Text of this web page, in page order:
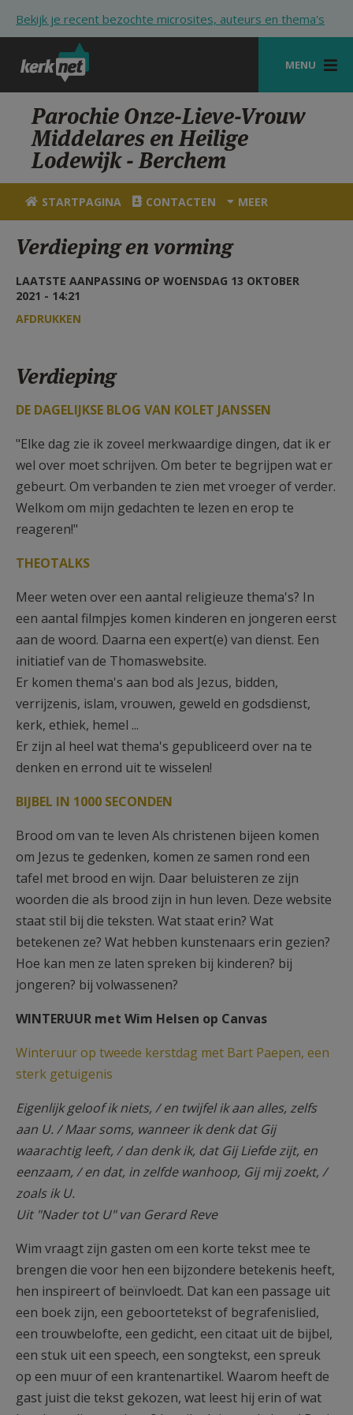
Bekijk je recent bezochte microsites, auteurs en thema's
MENU
STARTPAGINA
KERK
VIERINGEN
SHOP
ZOEKEN
HULP
STARTPAGINA PORTAAL
AANMELDEN OF REGISTREREN
Parochie Onze-Lieve-Vrouw
Middelares en Heilige
Lodewijk - Berchem
STARTPAGINA CONTACTEN MEER
Verdieping en vorming
LAATSTE AANPASSING OP WOENSDAG 13 OKTOBER
2021 - 14:21
AFDRUKKEN
Verdieping
DE DAGELIJKSE BLOG VAN KOLET JANSSEN
"Elke dag zie ik zoveel merkwaardige dingen, dat ik er
wel over moet schrijven. Om beter te begrijpen wat er
gebeurt. Om verbanden te zien met vroeger of verder.
Welkom om mijn gedachten te lezen en erop te
reageren!"
THEOTALKS
Meer weten over een aantal religieuze thema's? In
een aantal filmpjes komen kinderen en jongeren eerst
aan de woord. Daarna een expert(e) van dienst. Een
initiatief van de Thomaswebsite.
Er komen thema's aan bod als Jezus, bidden,
verrijzenis, islam, vrouwen, geweld en godsdienst,
kerk, ethiek, hemel ...
Er zijn al heel wat thema's gepubliceerd over na te
denken en errond uit te wisselen!
BIJBEL IN 1000 SECONDEN
Brood om van te leven Als christenen bijeen komen
om Jezus te gedenken, komen ze samen rond een
tafel met brood en wijn. Daar beluisteren ze zijn
woorden die als brood zijn in hun leven. Deze website
staat stil bij die teksten. Wat staat erin? Wat
betekenen ze? Wat hebben kunstenaars erin gezien?
Hoe kan men ze laten spreken bij kinderen? bij
jongeren? bij volwassenen?
WINTERUUR met Wim Helsen op Canvas
Winteruur op tweede kerstdag met Bart Paepen, een
sterk getuigenis
Eigenlijk geloof ik niets, / en twijfel ik aan alles, zelfs
aan U. / Maar soms, wanneer ik denk dat Gij
waarachtig leeft, / dan denk ik, dat Gij Liefde zijt, en
eenzaam, / en dat, in zelfde wanhoop, Gij mij zoekt, /
zoals ik U.
Uit "Nader tot U" van Gerard Reve
Wim vraagt zijn gasten om een korte tekst mee te
brengen die voor hen een bijzondere betekenis heeft,
hen inspireert of beïnvloedt. Dat kan een passage uit
een boek zijn, een geboortetekst of begrafenislied,
een trouwbelofte, een gedicht, een citaat uit de bijbel,
een stuk uit een speech, een songtekst, een spreuk
op een muur of een krantenartikel. Waarom heeft de
gast juist die tekst gekozen, wat leest hij erin of wat